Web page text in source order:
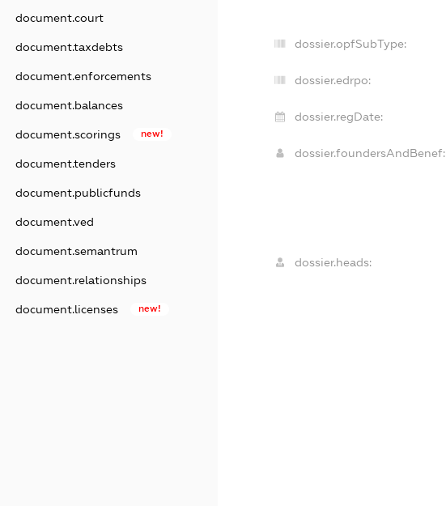
document.court
document.taxdebts
document.enforcements
document.balances
document.scorings new!
document.tenders
document.publicfunds
document.ved
document.semantrum
document.relationships
document.licenses new!
dossier.opfSubType:
dossier.edrpo:
dossier.regDate:
dossier.foundersAndBenef:
dossier.heads: